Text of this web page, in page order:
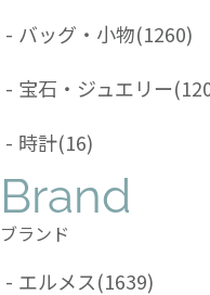
- バッグ・小物(1260)
- 宝石・ジュエリー
- 時計(16)
Brand
ブランド
- エルメス(1639)